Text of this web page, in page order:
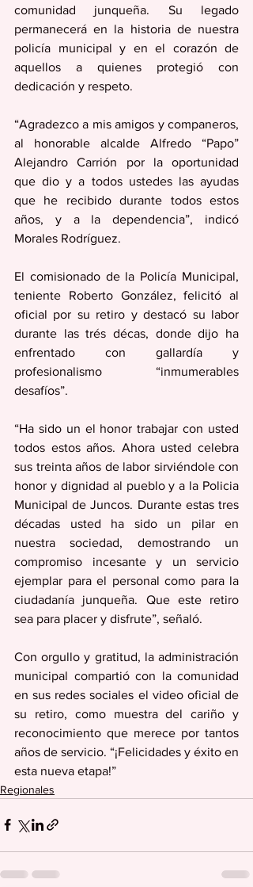
comunidad junqueña. Su legado
permanecerá en la historia de nuestra
policía municipal y en el corazón de
aquellos a quienes protegió con
dedicación y respeto.
“Agradezco a mis amigos y companeros,
al honorable alcalde Alfredo “Papo”
Alejandro Carrión por la oportunidad
que dio y a todos ustedes las ayudas
que he recibido durante todos estos
años, y a la dependencia”, indicó
Morales Rodríguez.
El comisionado de la Policía Municipal,
teniente Roberto González, felicitó al
oficial por su retiro y destacó su labor
durante las trés décas, donde dijo ha
enfrentado con gallardía y
profesionalismo “inmumerables
desafíos”.
“Ha sido un el honor trabajar con usted
todos estos años. Ahora usted celebra
sus treinta años de labor sirviéndole con
honor y dignidad al pueblo y a la Policia
Municipal de Juncos. Durante estas tres
décadas usted ha sido un pilar en
nuestra sociedad, demostrando un
compromiso incesante y un servicio
ejemplar para el personal como para la
ciudadanía junqueña. Que este retiro
sea para placer y disfrute”, señaló.
Con orgullo y gratitud, la administración
municipal compartió con la comunidad
en sus redes sociales el video oficial de
su retiro, como muestra del cariño y
reconocimiento que merece por tantos
años de servicio. “¡Felicidades y éxito en
esta nueva etapa!”
Regionales